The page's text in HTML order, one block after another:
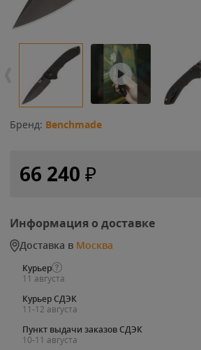
Бренд: Benchmade
66 240 ₽
Информация о доставке
Доставка в Москва
Курьер
11 августа
Курьер СДЭК
11-12 августа
Пункт выдачи заказов СДЭК
10-11 августа